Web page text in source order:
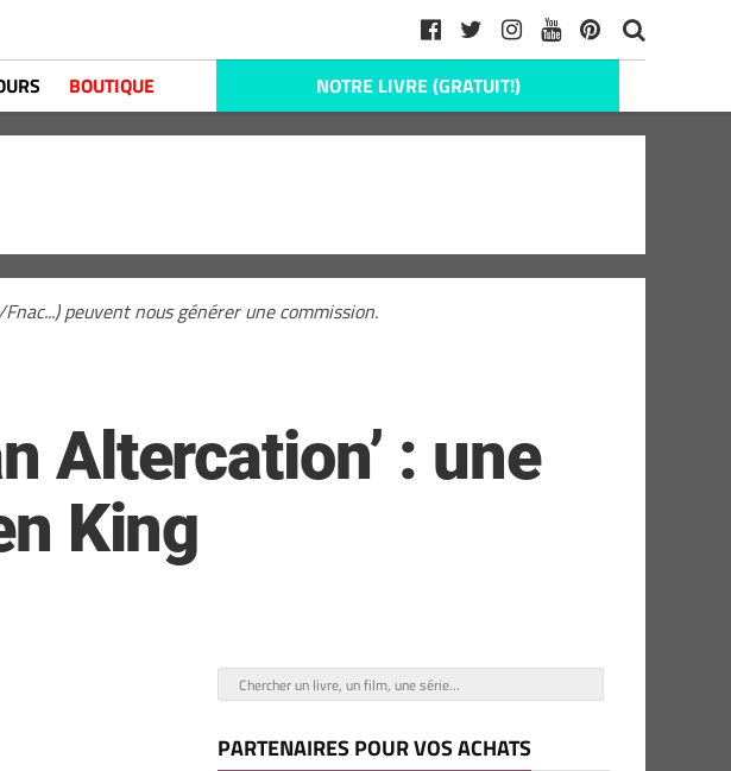
BOUTIQUE NOTRE LIVRE (GRATUIT!)
peuvent nous générer une commission.
Altercation’ : une
King
PARTENAIRES POUR VOS ACHATS